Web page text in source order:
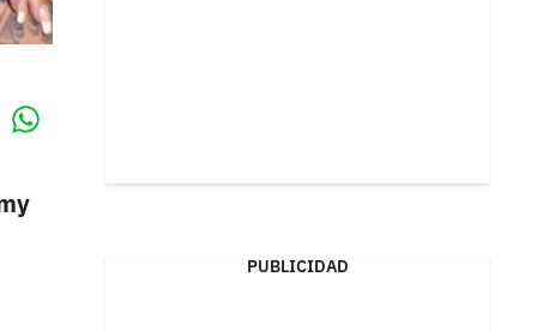
PUBLICIDAD